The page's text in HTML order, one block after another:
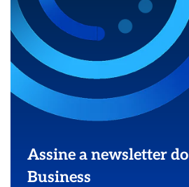
Assine a newsletter
Business